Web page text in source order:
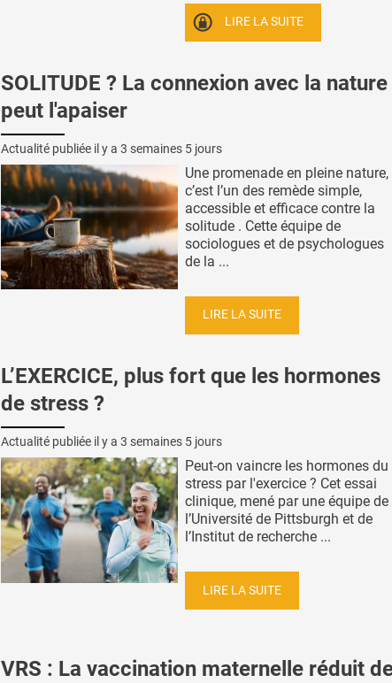
LIRE LA SUITE
SOLITUDE ? La connexion avec la nature
peut l'apaiser
Actualité publiée il y a 3 semaines 5 jours
Une promenade en pleine nature,
c’est l’un des remède simple,
accessible et efficace contre la
solitude . Cette équipe de
sociologues et de psychologues
de la ...
LIRE LA SUITE
L’EXERCICE, plus fort que les hormones
de stress ?
Actualité publiée il y a 3 semaines 5 jours
Peut-on vaincre les hormones du
stress par l'exercice ? Cet essai
clinique, mené par une équipe de
l’Université de Pittsburgh et de
l’Institut de recherche ...
LIRE LA SUITE
VRS : La vaccination maternelle réduit